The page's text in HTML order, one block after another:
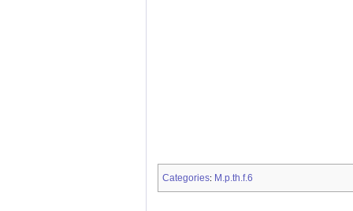
Categories: M.p.th.f.6